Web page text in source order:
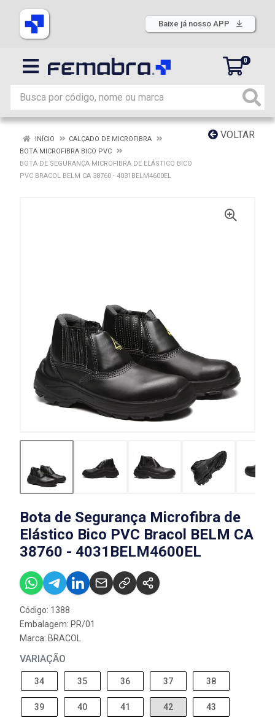
Baixe já nosso APP
0
VOLTAR
INÍCIO
CALÇADO DE MICROFIBRA
BOTA MICROFIBRA BICO PVC
BOTA DE SEGURANÇA MICROFIBRA DE ELÁSTICO BICO
PVC BRACOL BELM CA 38760 - 4031BELM4600EL
Bota de Segurança Microfibra de
Elástico Bico PVC Bracol BELM CA
38760 - 4031BELM4600EL
Código: 1388
Embalagem: PR/01
Marca: BRACOL
VARIAÇÃO
34 35 36 37 38
39 40 41 42 43